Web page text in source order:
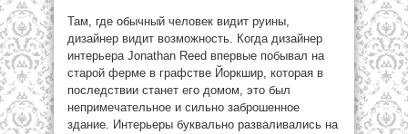
Там, где обычный человек видит руины,
дизайнер видит возможность. Когда дизайнер
интерьера Jonathan Reed впервые побывал на
старой ферме в графстве Йоркшир, которая в
последствии станет его домом, это был
непримечательное и сильно заброшенное
здание. Интерьеры буквально разваливались на